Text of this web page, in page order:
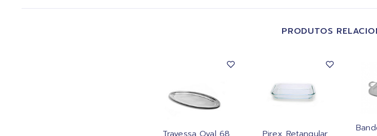
PRODUTOS